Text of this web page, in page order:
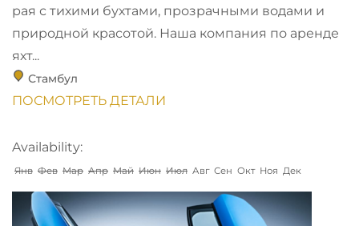
рая с тихими бухтами, прозрачными водами и
природной красотой. Наша компания по аренде
яхт...
Стамбул
ПОСМОТРЕТЬ ДЕТАЛИ
Availability:
Янв Фев Мар Апр Май Июн Июл Авг Сен Окт Ноя Дек